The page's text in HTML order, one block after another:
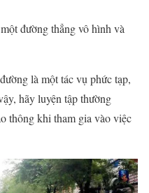
đường thẳng vô hình và
là một tác vụ phức tạp,
hãy luyện tập thường
thông khi tham gia vào việc